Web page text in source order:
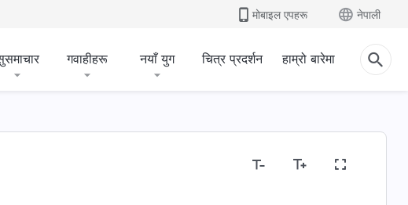
मोबाइल एपहरू नेपाली
गवाहीहरू नयाँ युग चित्र प्रदर्शन हाम्रो बारेमा